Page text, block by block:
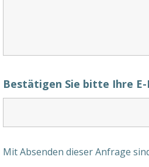
Bestätigen Sie bitte Ihre
Mit Absenden dieser Anfrage